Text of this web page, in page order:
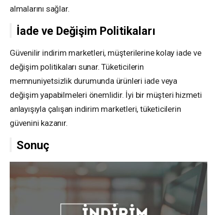
almalarını sağlar.
İade ve Değişim Politikaları
Güvenilir indirim marketleri, müşterilerine kolay iade ve
değişim politikaları sunar. Tüketicilerin
memnuniyetsizlik durumunda ürünleri iade veya
değişim yapabilmeleri önemlidir. İyi bir müşteri hizmeti
anlayışıyla çalışan indirim marketleri, tüketicilerin
güvenini kazanır.
Sonuç